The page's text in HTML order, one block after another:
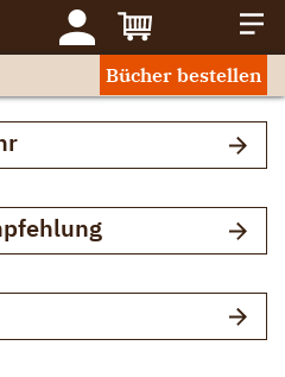
Bücher bestellen